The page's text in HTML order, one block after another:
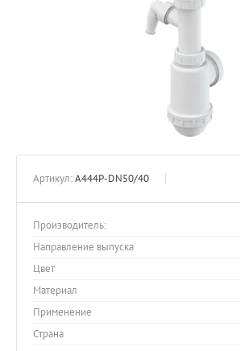
Артикул:A444P-DN50/40
Производитель:
Направление выпуска
Цвет
Материал
Применение
Страна